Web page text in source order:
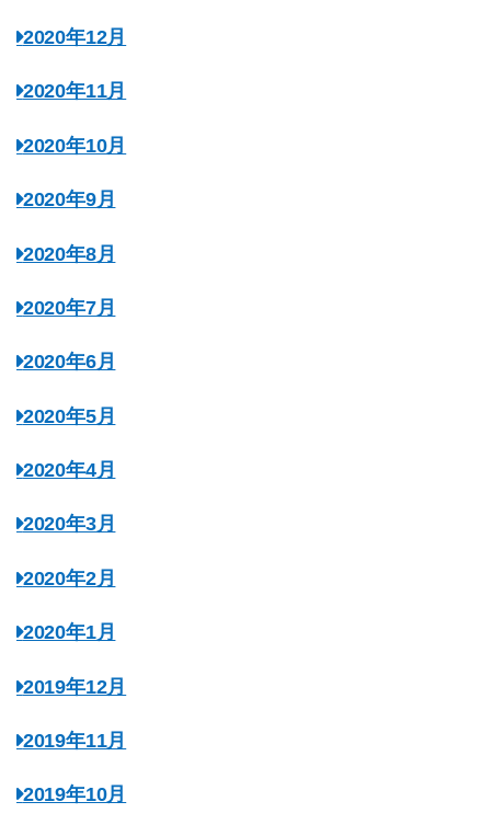
2020年12月
2020年11月
2020年10月
2020年9月
2020年8月
2020年7月
2020年6月
2020年5月
2020年4月
2020年3月
2020年2月
2020年1月
2019年12月
2019年11月
2019年10月